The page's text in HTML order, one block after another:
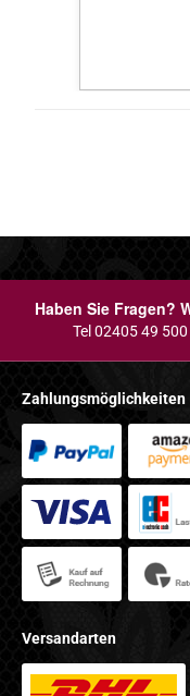
Haben Sie Fragen?
Tel 02405 49 500
Zahlungsmöglichkeiten
Versandarten